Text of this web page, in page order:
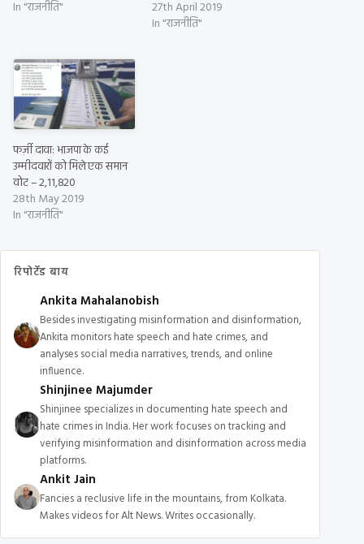
In "राजनीति"
27th April 2019
In "राजनीति"
फर्ज़ी दावा: भाजपा के कई
उम्मीदवारों को मिले एक समान
वोट – 2,11,820
28th May 2019
In "राजनीति"
रिपोर्टेड बाय
Ankita Mahalanobish
Besides investigating misinformation and disinformation,
Ankita monitors hate speech and hate crimes, and
analyses social media narratives, trends, and online
influence.
Shinjinee Majumder
Shinjinee specializes in documenting hate speech and
hate crimes in India. Her work focuses on tracking and
verifying misinformation and disinformation across media
platforms.
Ankit Jain
Fancies a reclusive life in the mountains, from Kolkata.
Makes videos for Alt News. Writes occasionally.